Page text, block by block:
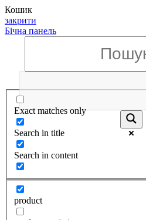
Кошик
закрити
Бічна панель
Exact matches only
Search in title
Search in content
product